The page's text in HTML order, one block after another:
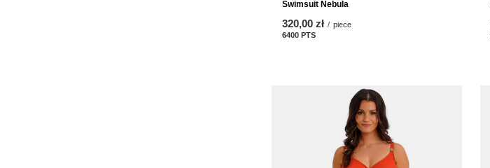
Swimsuit Nebula
320,00 zł / piece
6400 PTS